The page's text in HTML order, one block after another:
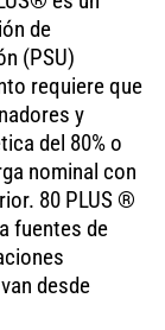
de
(PSU)
requiere que
y
del 80% o
nominal con
80 PLUS ®
fuentes de
desde